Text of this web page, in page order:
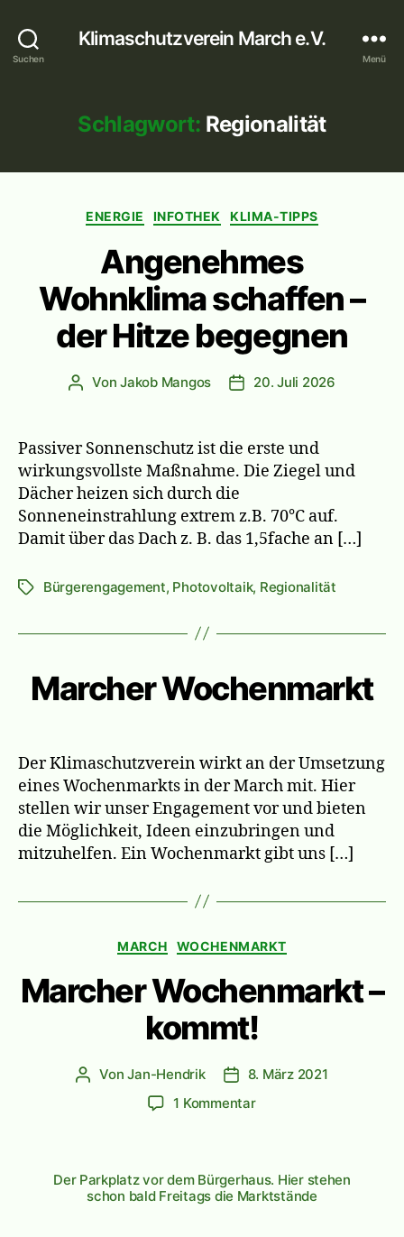
Suchen
Klimaschutzverein March e.V.
Menü
Schlagwort: Regionalität
Kategorien
ENERGIE INFOTHEK KLIMA-TIPPS
Angenehmes
Wohnklima schaffen –
der Hitze begegnen
Beitragsautor
VonJakob Mangos Veröffentlichungsdatum
20. Juli 2026
Passiver Sonnenschutz ist die erste und
wirkungsvollste Maßnahme. Die Ziegel und
Dächer heizen sich durch die
Sonneneinstrahlung extrem z.B. 70°C auf.
Damit über das Dach z. B. das 1,5fache an […]
Schlagwörter
Bürgerengagement, Photovoltaik, Regionalität
Marcher Wochenmarkt
Der Klimaschutzverein wirkt an der Umsetzung
eines Wochenmarkts in der March mit. Hier
stellen wir unser Engagement vor und bieten
die Möglichkeit, Ideen einzubringen und
mitzuhelfen. Ein Wochenmarkt gibt uns […]
Kategorien
MARCH WOCHENMARKT
Marcher Wochenmarkt –
kommt!
Beitragsautor
VonJan-Hendrik Veröffentlichungsdatum
8. März 2021
1 Kommentarzu
kommt!
Der Parkplatz vor dem Bürgerhaus. Hier stehen
schon bald Freitags die Marktstände